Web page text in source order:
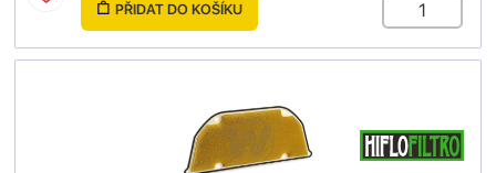
PŘIDAT DO KOŠÍKU